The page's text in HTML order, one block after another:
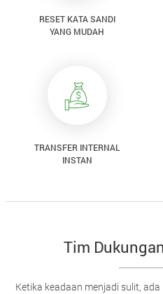
RESET KATA SANDI
YANG MUDAH
TRANSFER INTERNAL
INSTAN
Tim
Ketika keadaan menjadi sulit,